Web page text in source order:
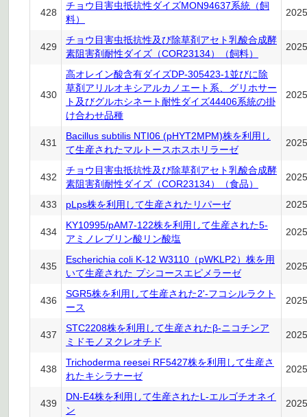
428
チョウ目害虫抵抗性ダイズMON94637系統（飼
料）
429
チョウ目害虫抵抗性及び除草剤アセト乳酸合成酵
素阻害剤耐性ダイズ（COR23134）（飼料）
430
高オレイン酸含有ダイズDP-305423-1並びに除
草剤アリルオキシアルカノエート系、グリホサー
ト及びグルホシネート耐性ダイズ44406系統の掛
け合わせ品種
431
Bacillus subtilis NTI06 (pHYT2MPM)株を利用し
て生産されたマルトースホスホリラーゼ
432
チョウ目害虫抵抗性及び除草剤アセト乳酸合成酵
素阻害剤耐性ダイズ（COR23134）（食品）
433 pLps株を利用して生産されたリパーゼ
434
KY10995/pAM7-122株を利用して生産された5-
アミノレブリン酸リン酸塩
435
Escherichia coli K-12 W3110（pWKLP2）株を用
いて生産された プシコースエピメラーゼ
436
SGR5株を利用して生産された2'-フコシルラクト
ース
437
STC2208株を利用して生産されたβ-ニコチンア
ミドモノヌクレオチド
438
Trichoderma reesei RF5427株を利用して生産さ
れたキシラナーゼ
439
DN-E4株を利用して生産されたL-エルゴチオネイ
ン